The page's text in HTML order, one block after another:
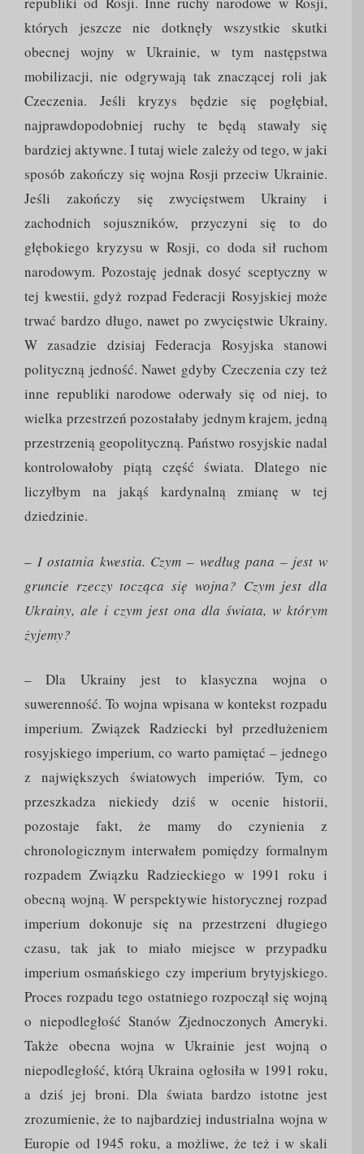
których jeszcze nie dotknęły wszystkie skutki
obecnej wojny w Ukrainie, w tym następstwa
mobilizacji, nie odgrywają tak znaczącej roli jak
Czeczenia. Jeśli kryzys będzie się pogłębiał,
najprawdopodobniej ruchy te będą stawały się
bardziej aktywne. I tutaj wiele zależy od tego, w jaki
sposób zakończy się wojna Rosji przeciw Ukrainie.
Jeśli zakończy się zwycięstwem Ukrainy i
zachodnich sojuszników, przyczyni się to do
głębokiego kryzysu w Rosji, co doda sił ruchom
narodowym. Pozostaję jednak dosyć sceptyczny w
tej kwestii, gdyż rozpad Federacji Rosyjskiej może
trwać bardzo długo, nawet po zwycięstwie Ukrainy.
W zasadzie dzisiaj Federacja Rosyjska stanowi
polityczną jedność. Nawet gdyby Czeczenia czy też
inne republiki narodowe oderwały się od niej, to
wielka przestrzeń pozostałaby jednym krajem, jedną
przestrzenią geopolityczną. Państwo rosyjskie nadal
kontrolowałoby piątą część świata. Dlatego nie
liczyłbym na jakąś kardynalną zmianę w tej
dziedzinie.
– I ostatnia kwestia. Czym – według pana – jest w
gruncie rzeczy tocząca się wojna? Czym jest dla
Ukrainy, ale i czym jest ona dla świata, w którym
żyjemy?
– Dla Ukrainy jest to klasyczna wojna o
suwerenność. To wojna wpisana w kontekst rozpadu
imperium. Związek Radziecki był przedłużeniem
rosyjskiego imperium, co warto pamiętać – jednego
z największych światowych imperiów. Tym, co
przeszkadza niekiedy dziś w ocenie historii,
pozostaje fakt, że mamy do czynienia z
chronologicznym interwałem pomiędzy formalnym
rozpadem Związku Radzieckiego w 1991 roku i
obecną wojną. W perspektywie historycznej rozpad
imperium dokonuje się na przestrzeni długiego
czasu, tak jak to miało miejsce w przypadku
imperium osmańskiego czy imperium brytyjskiego.
Proces rozpadu tego ostatniego rozpoczął się wojną
o niepodległość Stanów Zjednoczonych Ameryki.
Także obecna wojna w Ukrainie jest wojną o
niepodległość, którą Ukraina ogłosiła w 1991 roku,
a dziś jej broni. Dla świata bardzo istotne jest
zrozumienie, że to najbardziej industrialna wojna w
Europie od 1945 roku, a możliwe, że też i w skali